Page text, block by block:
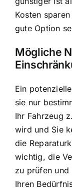
Kosten
gute Option
Mögliche
Ein
sie nur
Ihr Fahrzeug
wird und Sie
die
wichtig, die
zu prüfen und
Ihren